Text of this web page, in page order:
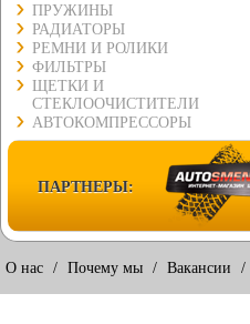
ПРУЖИНЫ
РАДИАТОРЫ
РЕМНИ И РОЛИКИ
ФИЛЬТРЫ
ЩЕТКИ И
СТЕКЛООЧИСТИТЕЛИ
АВТОКОМПРЕССОРЫ
ПАРТНЕРЫ:
О нас / Почему мы / Вакансии /